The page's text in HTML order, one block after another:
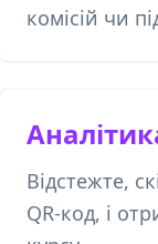
комісій чи
Відстежте,
QR-код, і